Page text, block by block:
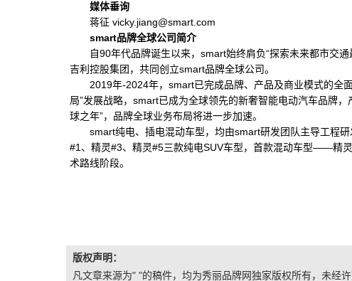
媒体垂询
蒋征 vicky.jiang@smart.com
smart品牌全球公司简介
自90年代品牌诞生以来，smart始终肩负“探索未来都市交
吉利控股集团，共同创立smart品牌全球公司。
2019年-2024年，smart已完成品牌、产品及商业模式的全
局”发展战略，smart已成为全球领先的新奢智能电动汽车品牌
球之年”，品牌全球业务布局将进一步加速。
smart纯电、插电混动车型，均由smart研发团队主导工程
#1、精灵#3、精灵#5三款纯电SUV车型，首款混动车型——精
术路线阶段。
版权声明：
凡文章来源为" "的稿件，均为秀丽品牌网独家版权所有，未经